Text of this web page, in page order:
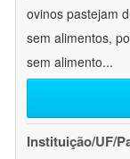
ovinos pastejam
sem alimentos,
sem alimento...
Instituição/UF/